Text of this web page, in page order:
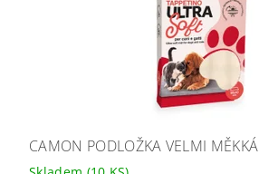
CAMON PODLOŽKA VELMI MĚKKÁ